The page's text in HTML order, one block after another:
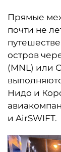
Прямые
почти не
остров
(MNL) или
Нидо и
и AirSWIFT.